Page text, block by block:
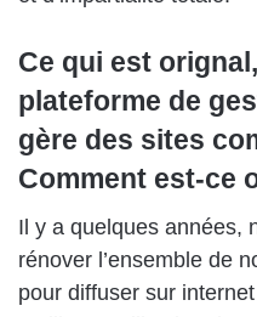
Ce qui est
plateforme de
gère des sites
Comment est-ce
Il y a quelques années,
rénover l’ensemble de
pour diffuser sur